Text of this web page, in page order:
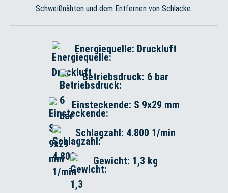
Schweißnähten und dem Entfernen von Schlacke.
Energiequelle: Druckluft
Betriebsdruck: 6 bar
Einsteckende: S 9x29 mm
Schlagzahl: 4.800 1/min
Gewicht: 1,3 kg